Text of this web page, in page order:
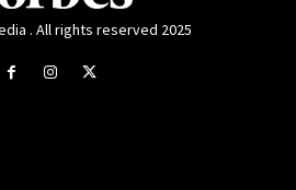
. All rights reserved 2025